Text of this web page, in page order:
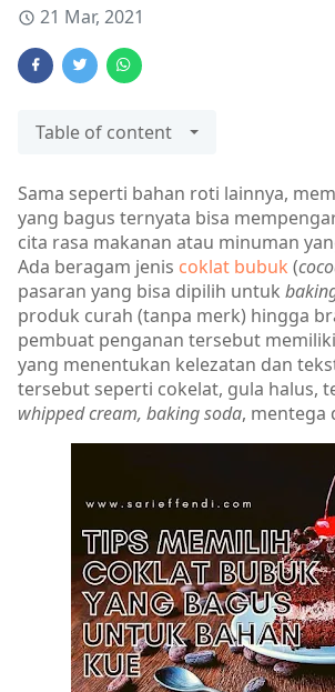
21 Mar, 2021
Table of content
Sama seperti bahan roti lainnya,
yang bagus ternyata bisa
cita rasa makanan atau minuman
Ada beragam jenis coklat bubuk (
pasaran yang bisa dipilih untuk
produk curah (tanpa merk) hingga
pembuat penganan tersebut
yang menentukan kelezatan dan
tersebut seperti cokelat, gula halus,
whipped cream, baking soda, mentega